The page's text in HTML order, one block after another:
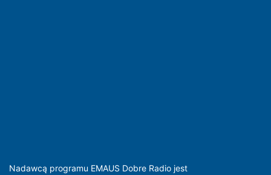
Nadawcą programu EMAUS Dobre Radio jest